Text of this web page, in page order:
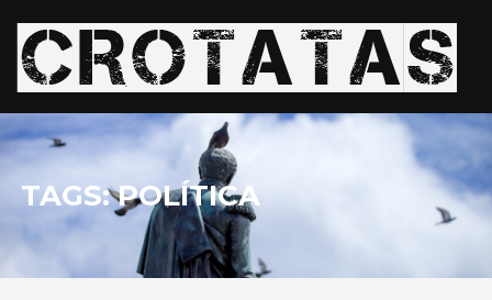
TAGS: POLÍTICA